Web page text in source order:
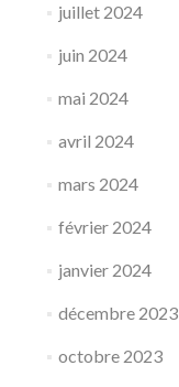
juillet 2024
juin 2024
mai 2024
avril 2024
mars 2024
février 2024
janvier 2024
décembre 2023
octobre 2023